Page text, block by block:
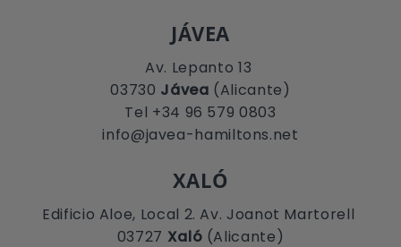
JÁVEA
Av. Lepanto 13
03730 Jávea (Alicante)
Tel +34 96 579 0803
info@javea-hamiltons.net
XALÓ
Edificio Aloe, Local 2. Av. Joanot Martorell
03727 Xaló (Alicante)